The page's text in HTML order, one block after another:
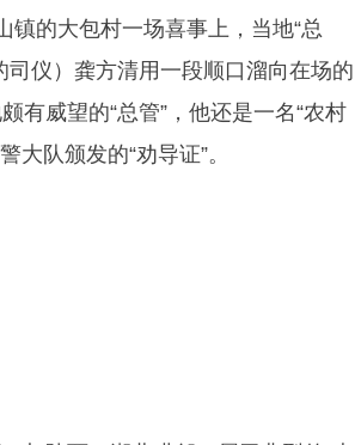
镇的大包村一场喜事上，当地“总
仪）龚方清用一段顺口溜向在场的
有威望的“总管”，他还是一名“农村
队颁发的“劝导证”。